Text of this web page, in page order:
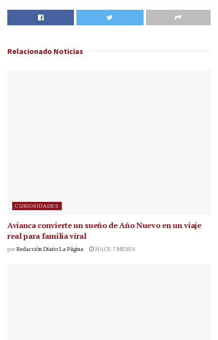
Relacionado Noticias
CURIOSIDADES
Avianca convierte un sueño de Año Nuevo en un viaje
real para familia viral
por Redacción Diario La Página HACE 7 MESES